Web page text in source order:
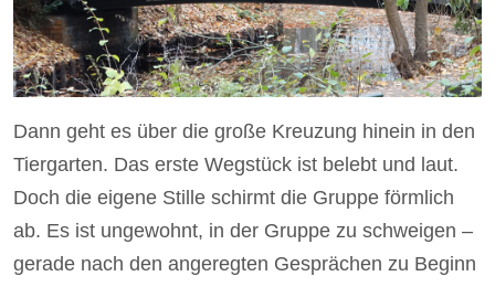
Dann geht es über die große Kreuzung hinein in den
Tiergarten. Das erste Wegstück ist belebt und laut.
Doch die eigene Stille schirmt die Gruppe förmlich
ab. Es ist ungewohnt, in der Gruppe zu schweigen –
gerade nach den angeregten Gesprächen zu Beginn